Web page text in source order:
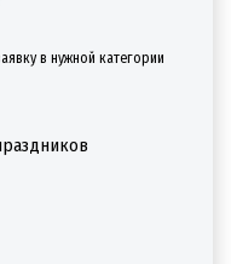
в нужной категории